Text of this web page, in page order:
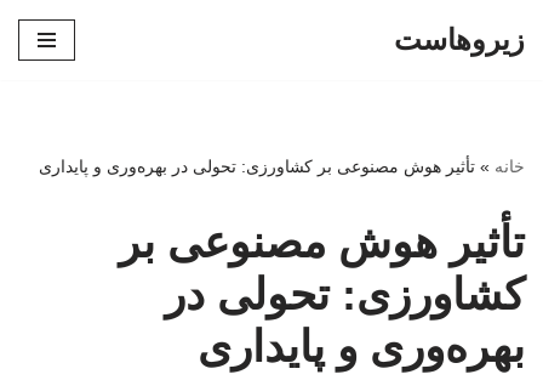
زیروهاست
خانه » تأثیر هوش مصنوعی بر کشاورزی: تحولی در بهره‌وری و پایداری
تأثیر هوش مصنوعی بر
کشاورزی: تحولی در
بهره‌وری و پایداری